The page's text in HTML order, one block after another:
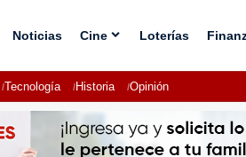
Noticias Cine Loterías
Tecnología Historia Opinión